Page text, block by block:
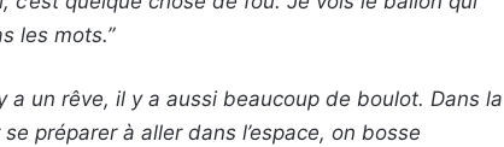
les mots.”
a un rêve, il y a aussi beaucoup de boulot. Dans la
préparer à aller dans l’espace, on bosse